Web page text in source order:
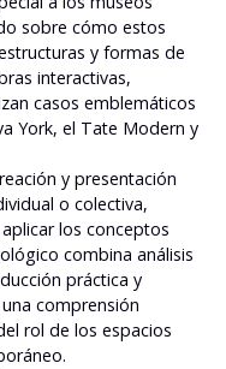
sobre cómo estos
y formas de
interactivas,
casos emblemáticos
York, el Tate Modern y
y presentación
o colectiva,
los conceptos
combina análisis
práctica y
comprensión
rol de los espacios